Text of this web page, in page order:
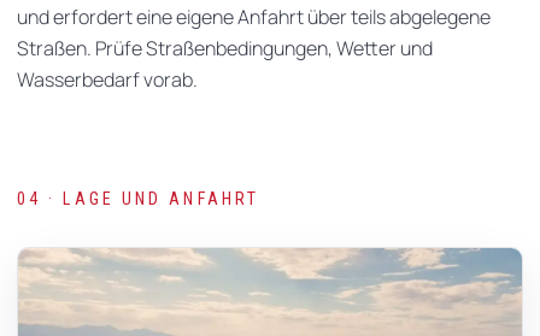
und erfordert eine eigene Anfahrt über teils abgelegene
Straßen. Prüfe Straßenbedingungen, Wetter und
Wasserbedarf vorab.
04 · LAGE UND ANFAHRT